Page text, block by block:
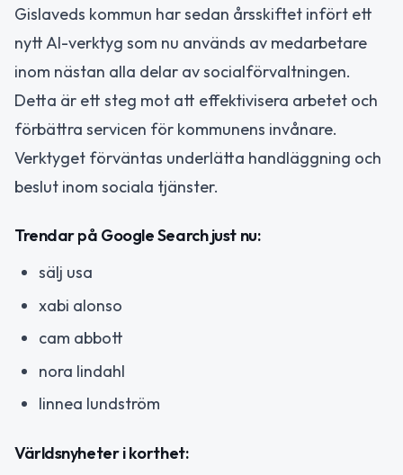
Gislaveds kommun har sedan årsskiftet infört ett
nytt AI-verktyg som nu används av medarbetare
inom nästan alla delar av socialförvaltningen.
Detta är ett steg mot att effektivisera arbetet och
förbättra servicen för kommunens invånare.
Verktyget förväntas underlätta handläggning och
beslut inom sociala tjänster.
Trendar på Google Search just nu:
sälj usa
xabi alonso
cam abbott
nora lindahl
linnea lundström
Världsnyheter i korthet: